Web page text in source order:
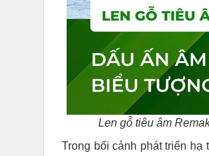
Len gỗ tiêu âm
Trong bối cảnh phát triển